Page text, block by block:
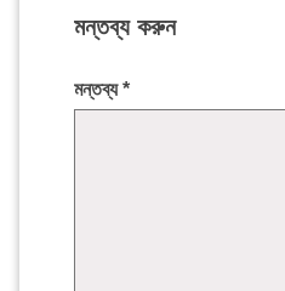
মন্তব্য করুন
মন্তব্য*